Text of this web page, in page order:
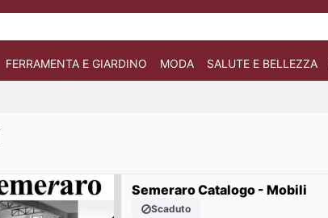
FERRAMENTA E GIARDINO MODA SALUTE E BELLEZZA
Semeraro Catalogo - Mobili
Scaduto